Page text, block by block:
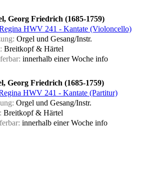
Georg Friedrich (1685-1759)
HWV 241 - Kantate (Violoncello)
Orgel und Gesang/Instr.
Breitkopf & Härtel
innerhalb einer Woche info
Georg Friedrich (1685-1759)
HWV 241 - Kantate (Partitur)
Orgel und Gesang/Instr.
Breitkopf & Härtel
innerhalb einer Woche info